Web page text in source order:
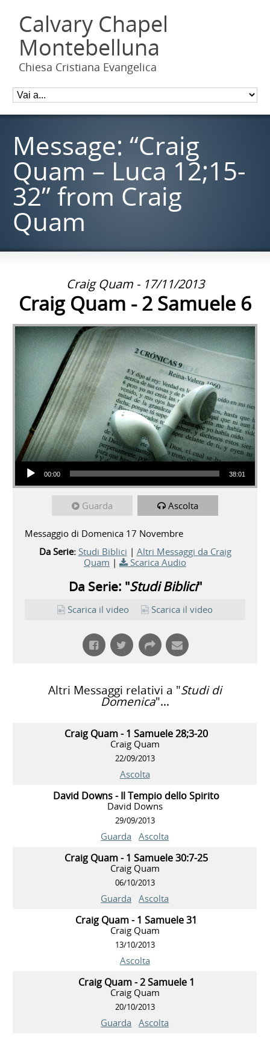
Calvary Chapel
Montebelluna
Chiesa Cristiana Evangelica
Message: “Craig
Quam – Luca 12;15-
32” from Craig
Quam
Craig Quam - 17/11/2013
Craig Quam - 2 Samuele 6
Audio Player
00:00 38:01
Guarda Ascolta
Messaggio di Domenica 17 Novembre
Da Serie: Studi Biblici | Altri Messaggi da Craig
Quam | Scarica Audio
Da Serie: "Studi Biblici"
Scarica il video Scarica il video
Altri Messaggi relativi a "Studi di
Domenica"...
Craig Quam - 1 Samuele 28;3-20
Craig Quam
22/09/2013
Ascolta
David Downs - Il Tempio dello Spirito
David Downs
29/09/2013
Guarda Ascolta
Craig Quam - 1 Samuele 30:7-25
Craig Quam
06/10/2013
Guarda Ascolta
Craig Quam - 1 Samuele 31
Craig Quam
13/10/2013
Ascolta
Craig Quam - 2 Samuele 1
Craig Quam
20/10/2013
Guarda Ascolta